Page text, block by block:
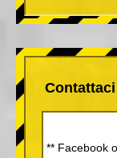
** Facebook